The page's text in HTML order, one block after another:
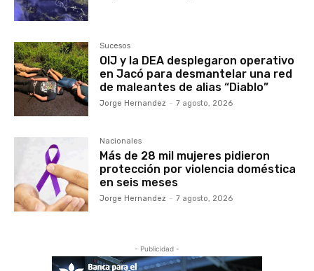
Sucesos
OIJ y la DEA desplegaron operativo
en Jacó para desmantelar una red
de maleantes de alias “Diablo”
Jorge Hernandez - 7 agosto, 2026
Nacionales
Más de 28 mil mujeres pidieron
protección por violencia doméstica
en seis meses
Jorge Hernandez - 7 agosto, 2026
- Publicidad -